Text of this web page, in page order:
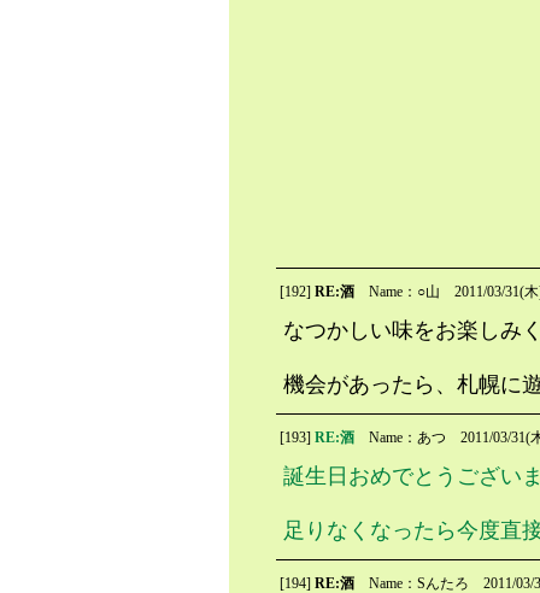
[192] RE:酒 Name：○山 2011/03/31(
なつかしい味をお楽しみ
機会があったら、札幌に
[193] RE:酒 Name：あつ 2011/03/31(
誕生日おめでとうござい
足りなくなったら今度直
[194] RE:酒 Name：Sんたろ 2011/03/